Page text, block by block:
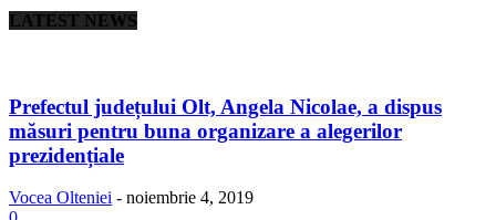
LATEST NEWS
Prefectul județului Olt, Angela Nicolae, a dispus
măsuri pentru buna organizare a alegerilor
prezidențiale
Vocea Olteniei - noiembrie 4, 2019